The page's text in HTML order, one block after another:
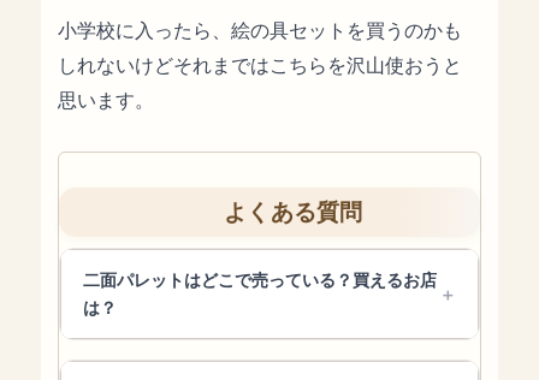
小学校に入ったら、絵の具セットを買うのかも
しれないけどそれまではこちらを沢山使おうと
思います。
よくある質問
二面パレットはどこで売っている？買えるお店
は？